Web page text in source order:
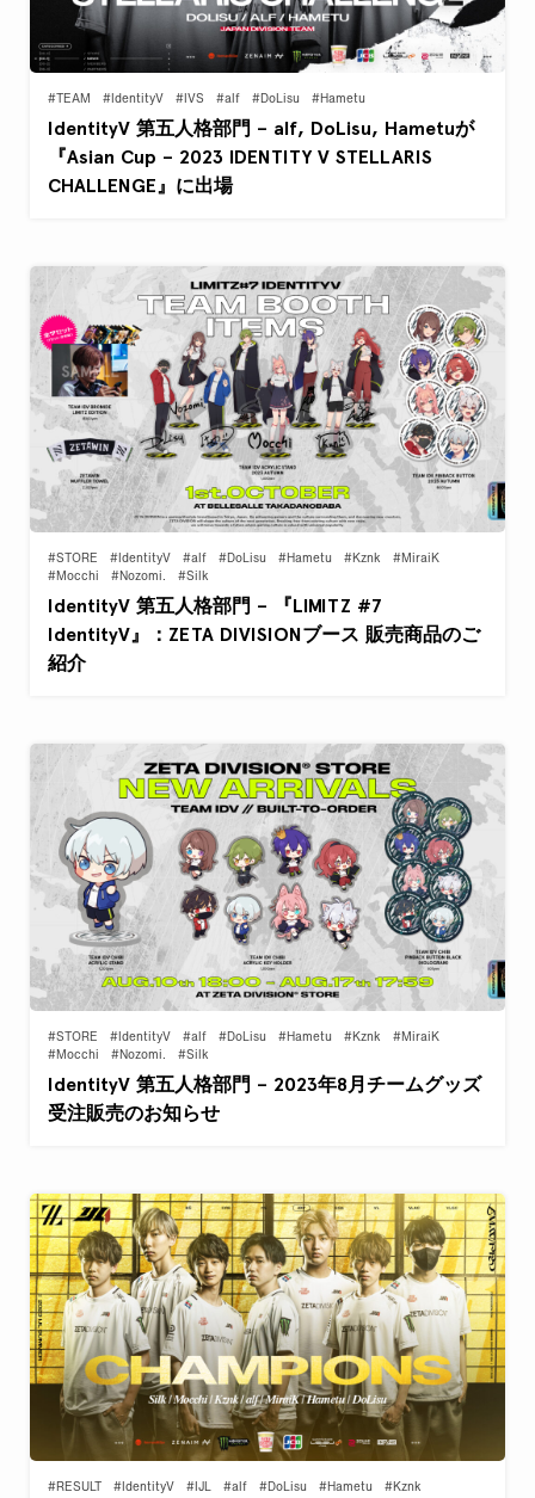
#TEAM #IdentityV #IVS #alf #DoLisu #Hametu
IdentityV 第五人格部門 – alf, DoLisu, Hametuが
『Asian Cup – 2023 IDENTITY V STELLARIS
CHALLENGE』に出場
#STORE #IdentityV #alf #DoLisu #Hametu #Kznk
#MiraiK
#Mocchi
#Nozomi. #Silk
IdentityV 第五人格部門 – 『LIMITZ #7
IdentityV』：ZETA DIVISIONブース 販売商品のご
紹介
#STORE #IdentityV #alf #DoLisu #Hametu #Kznk
#MiraiK
#Mocchi
#Nozomi. #Silk
IdentityV 第五人格部門 – 2023年8月チームグッズ
受注販売のお知らせ
#RESULT #IdentityV #IJL #alf #DoLisu #Hametu
#Kznk